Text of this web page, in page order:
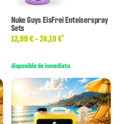
Nuke Guys EisFrei Enteiserspray
Sets
12,99 € -24,19 €*
disponible de inmediato